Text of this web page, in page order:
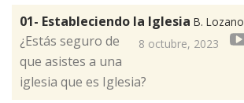
01- Estableciendo la Iglesia B. Lozano
8 octubre, 2023
¿Estás seguro de
que asistes a una
iglesia que es Iglesia?